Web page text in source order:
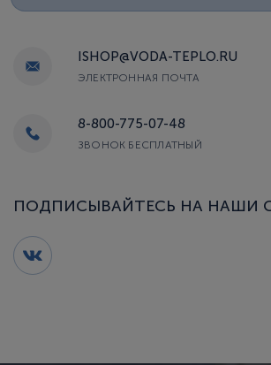
ISHOP@VODA-TEPLO.RU
ЭЛЕКТРОННАЯ ПОЧТА
8-800-775-07-48
ЗВОНОК БЕСПЛАТНЫЙ
ПОДПИСЫВАЙТЕСЬ НА НАШИ